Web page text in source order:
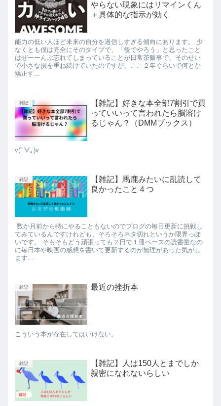
やらない現象にはリマインくん
＋具体的な指示が効く
能力の低い人ほど未来の自分を過信しすぎる傾向にあります。 少
なくとも僕は完全にそのタイプで、「後でやろう」と思ったこと
はぜーーんぶ忘れてしまっていることが日常茶飯事で、そのせい
で小さな損を重ね続けていたのですが、ここ２年ぐらいで何とか
矯正す...
雑記
【雑記】好きな本全部7割引で買
っていいって言われたら脳溶け
るじゃん？（DMMブックス）
v(ﾟ∀｡)v
雑記
【雑記】馬鹿みたいに乱読して
良かったこと４つ
数か月前から特にやることもないのでブログの毎日更新に挑戦し
てみているんですけれども、そろそろネタ切れというか限界っぽ
いです。 そもそもどう頑張っても２日で１冊ペースの読書量なの
に毎日本や映画の感想を書いて更新するのが無理があった気がし
ます...
雑記 最近の挫折本
こういう本が存在してはいけない。
雑記
【雑記】人は150人とまでしか
親密になれないらしい